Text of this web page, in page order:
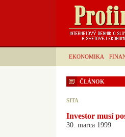
EKONOMIKA
ČLÁNOK
SITA
Investor musí
30. marca 1999